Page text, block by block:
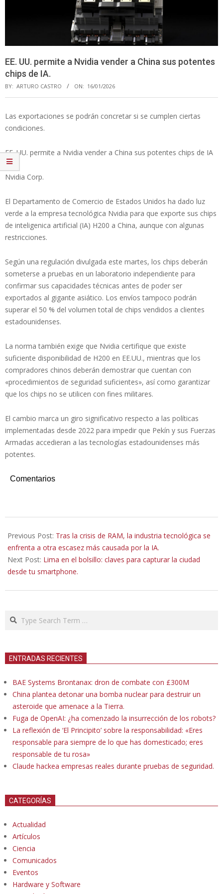
EE. UU. permite a Nvidia vender a China sus potentes
chips de IA.
BY: ARTURO CASTRO ON: 16/01/2026
Las exportaciones se podrán concretar si se cumplen ciertas
condiciones.
EE. UU. permite a Nvidia vender a China sus potentes chips de IA
Nvidia Corp.
El Departamento de Comercio de Estados Unidos ha dado luz
verde a la empresa tecnológica Nvidia para que exporte sus chips
de inteligenica artificial (IA) H200 a China, aunque con algunas
restricciones.
Según una regulación divulgada este martes, los chips deberán
someterse a pruebas en un laboratorio independiente para
confirmar sus capacidades técnicas antes de poder ser
exportados al gigante asiático. Los envíos tampoco podrán
superar el 50 % del volumen total de chips vendidos a clientes
estadounidenses.
La norma también exige que Nvidia certifique que existe
suficiente disponibilidad de H200 en EE.UU., mientras que los
compradores chinos deberán demostrar que cuentan con
«procedimientos de seguridad suficientes», así como garantizar
que los chips no se utilicen con fines militares.
El cambio marca un giro significativo respecto a las políticas
implementadas desde 2022 para impedir que Pekín y sus Fuerzas
Armadas accedieran a las tecnologías estadounidenses más
potentes.
Comentarios
01-
16
Previous Post: Tras la crisis de RAM, la industria tecnológica se
enfrenta a otra escasez más causada por la IA.
Next Post: Lima en el bolsillo: claves para capturar la ciudad
desde tu smartphone.
Search
ENTRADAS RECIENTES
BAE Systems Brontanax: dron de combate con £300M
China plantea detonar una bomba nuclear para destruir un
asteroide que amenace a la Tierra.
Fuga de OpenAI: ¿ha comenzado la insurrección de los robots?
La reflexión de ‘El Principito’ sobre la responsabilidad: «Eres
responsable para siempre de lo que has domesticado; eres
responsable de tu rosa»
Claude hackea empresas reales durante pruebas de seguridad.
CATEGORÍAS
Actualidad
Artículos
Ciencia
Comunicados
Eventos
Hardware y Software